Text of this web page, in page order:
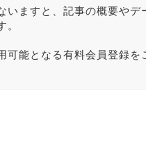
いますと、記事の概要や
。
可能となる有料会員登録を